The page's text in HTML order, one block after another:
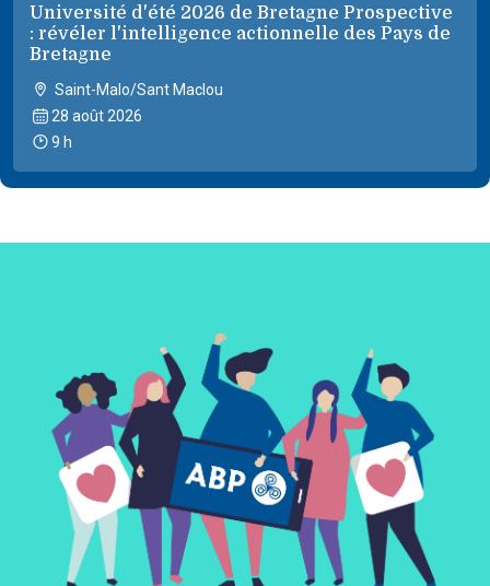
Université d'été 2026 de Bretagne Prospective
: révéler l'intelligence actionnelle des Pays de
Bretagne
Saint-Malo/Sant Maclou
28 août 2026
9 h